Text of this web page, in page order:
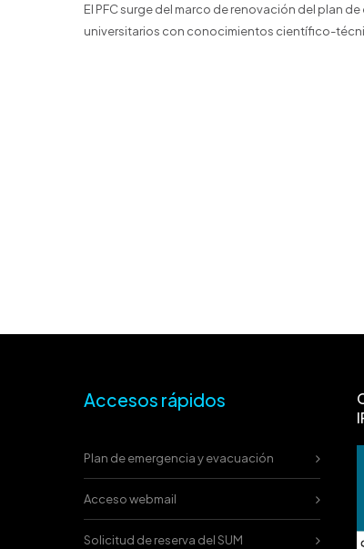
El PFC surge del marco de renovación del plan
universitarios con conocimientos científico-
Accesos rápidos
Plan de emergencia y evacuación
Acceso webmail
Solicitud de reserva del SUM